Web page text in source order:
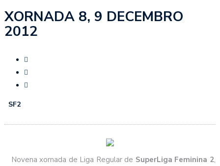
XORNADA 8, 9 DECEMBRO
2012
SF2
Novena xornada de Liga Regular de SuperLiga Feminina 2,